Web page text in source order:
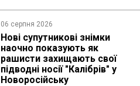
06 серпня 2026
Нові супутникові знімки
наочно показують як
рашисти захищають свої
підводні носії "Калібрів" у
Новоросійську